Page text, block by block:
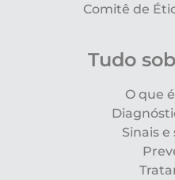
Comitê de
Tudo
O que
Sinais